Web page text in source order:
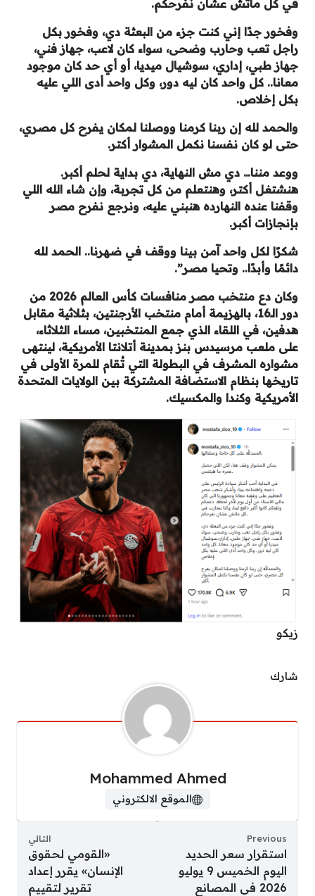
في كل ماتش عشان نفرحكم.
وفخور جدًا إني كنت جزء من البعثة دي، وفخور بكل
راجل تعب وحارب وضحى، سواء كان لاعب، جهاز فني،
جهاز طبي، إداري، سوشيال ميديا، أو أي حد كان موجود
معانا.. كل واحد كان ليه دور، وكل واحد أدى اللي عليه
بكل إخلاص.
والحمد لله إن ربنا كرمنا ووصلنا لمكان يفرح كل مصري،
حتى لو كان نفسنا نكمل المشوار أكتر.
ووعد مننا… دي مش النهاية، دي بداية لحلم أكبر.
هنشتغل أكتر، وهنتعلم من كل تجربة، وإن شاء الله اللي
وقفنا عنده النهارده هنبني عليه، ونرجع نفرح مصر
بإنجازات أكبر.
شكرًا لكل واحد آمن بينا ووقف في ضهرنا.. الحمد لله
دائمًا وأبدًا.. وتحيا مصر”.
وكان دع منتخب مصر منافسات كأس العالم 2026 من
دور الـ16، بالهزيمة أمام منتخب الأرجنتين، بثلاثية مقابل
هدفين، في اللقاء الذي جمع المنتخبين، مساء الثلاثاء،
على ملعب مرسيدس بنز بمدينة أتلانتا الأمريكية، لينتهى
مشواره المشرف في البطولة التي تُقام للمرة الأولى في
تاريخها بنظام الاستضافة المشتركة بين الولايات المتحدة
الأمريكية وكندا والمكسيك.
زيكو
شارك
Mohammed Ahmed
الموقع الالكتروني
Previous
استقرار سعر الحديد
اليوم الخميس 9 يوليو
2026 فى المصانع
التالي
«القومي لحقوق
الإنسان» يقرر إعداد
تقرير لتقييم